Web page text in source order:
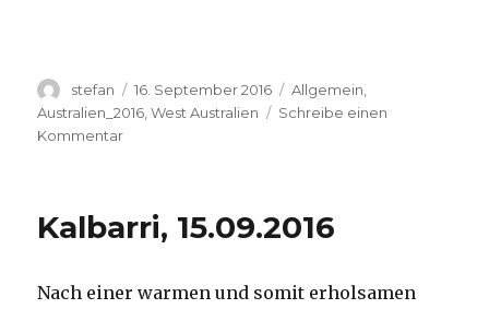
Autor
stefan
Veröffentlicht
am
16. September 2016 Kategorien
Allgemein
Australien_2016 ,West Australien
Schreibe einen
Kommentarzu
Kalbarri, 15.09.2016
Nach einer warmen und somit erholsamen